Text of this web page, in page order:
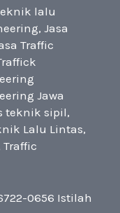
lalu
, Jasa
Traffic
Jawa
teknik sipil,
Lalu Lintas,
Traffic
0656 Istilah